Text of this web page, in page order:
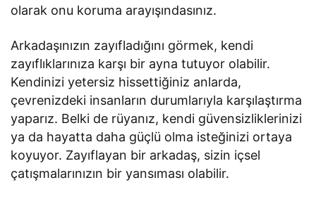
olarak onu koruma arayışındasınız.
Arkadaşınızın zayıfladığını görmek, kendi
zayıflıklarınıza karşı bir ayna tutuyor olabilir.
Kendinizi yetersiz hissettiğiniz anlarda,
çevrenizdeki insanların durumlarıyla karşılaştırma
yaparız. Belki de rüyanız, kendi güvensizliklerinizi
ya da hayatta daha güçlü olma isteğinizi ortaya
koyuyor. Zayıflayan bir arkadaş, sizin içsel
çatışmalarınızın bir yansıması olabilir.